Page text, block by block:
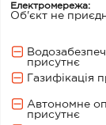
Електромережа:
Об'єкт не
присутнє
Газифікація
Автономне
присутнє